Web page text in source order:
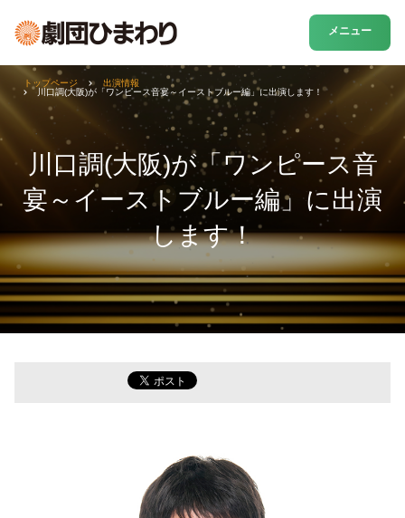
メニュー
川口調(大阪)が「ワンピース音
宴～イーストブルー編」に出演
します！
トップページ
出演情報
川口調(大阪)が「ワンピース音宴～イーストブルー編」に出演します！